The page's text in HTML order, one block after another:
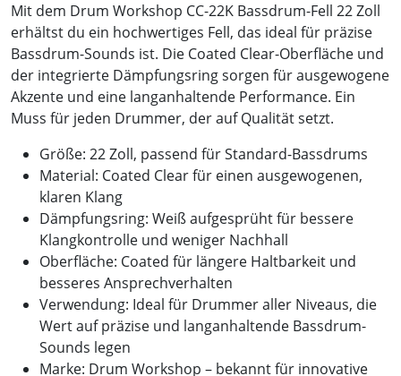
Mit dem Drum Workshop CC-22K Bassdrum-Fell 22 Zoll
erhältst du ein hochwertiges Fell, das ideal für präzise
Bassdrum-Sounds ist. Die Coated Clear-Oberfläche und
der integrierte Dämpfungsring sorgen für ausgewogene
Akzente und eine langanhaltende Performance. Ein
Muss für jeden Drummer, der auf Qualität setzt.
Größe: 22 Zoll, passend für Standard-Bassdrums
Material: Coated Clear für einen ausgewogenen,
klaren Klang
Dämpfungsring: Weiß aufgesprüht für bessere
Klangkontrolle und weniger Nachhall
Oberfläche: Coated für längere Haltbarkeit und
besseres Ansprechverhalten
Verwendung: Ideal für Drummer aller Niveaus, die
Wert auf präzise und langanhaltende Bassdrum-
Sounds legen
Marke: Drum Workshop – bekannt für innovative